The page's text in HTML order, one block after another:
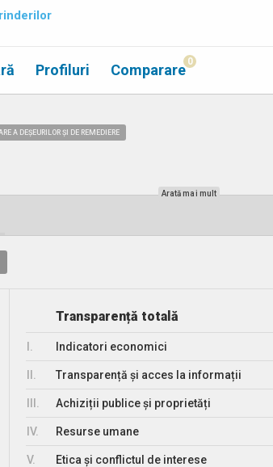
Profiluri Comparare 0
A DEȘEURILOR ȘI DE REMEDIERE
Arată mai mult
Transparență totală
Indicatori economici
Transparență și acces la informații
Achiziții publice și proprietăți
IV. Resurse umane
V. Etica și conflictul de interese